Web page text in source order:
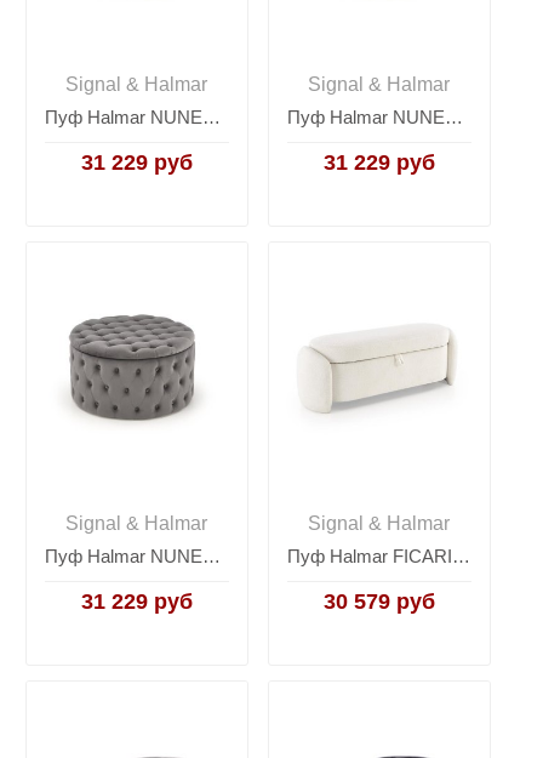
Signal & Halmar
Пуф Halmar NUNEZ (бежевый)
31 229 руб
Signal & Halmar
Пуф Halmar NUNEZ (розовый)
31 229 руб
Signal & Halmar
Пуф Halmar NUNEZ (серый)
31 229 руб
Signal & Halmar
Пуф Halmar FICARIA (кремовый)
30 579 руб